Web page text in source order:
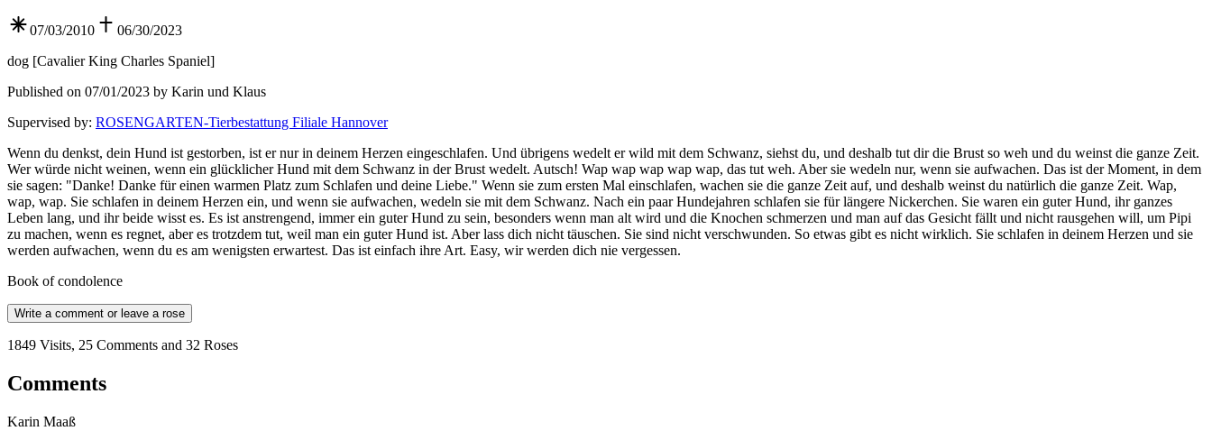
07/03/2010
06/30/2023
dog [Cavalier King Charles Spaniel]
Published on 07/01/2023 by Karin und Klaus
Supervised by: ROSENGARTEN-Tierbestattung Filiale Hannover
Wenn du denkst, dein Hund ist gestorben, ist er nur in deinem Herzen eingeschlafen. Und übrigens wedelt er wild mit dem Schwanz, siehst du, und deshalb tut dir die Brust so weh und du weinst die ganze Zeit.
Wer würde nicht weinen, wenn ein glücklicher Hund mit dem Schwanz in der Brust wedelt. Autsch! Wap wap wap wap wap, das tut weh. Aber sie wedeln nur, wenn sie aufwachen. Das ist der Moment, in dem
sie sagen: "Danke! Danke für einen warmen Platz zum Schlafen und deine Liebe." Wenn sie zum ersten Mal einschlafen, wachen sie die ganze Zeit auf, und deshalb weinst du natürlich die ganze Zeit. Wap,
wap, wap. Sie schlafen in deinem Herzen ein, und wenn sie aufwachen, wedeln sie mit dem Schwanz. Nach ein paar Hundejahren schlafen sie für längere Nickerchen. Sie waren ein guter Hund, ihr ganzes
Leben lang, und ihr beide wisst es. Es ist anstrengend, immer ein guter Hund zu sein, besonders wenn man alt wird und die Knochen schmerzen und man auf das Gesicht fällt und nicht rausgehen will, um Pipi
zu machen, wenn es regnet, aber es trotzdem tut, weil man ein guter Hund ist. Aber lass dich nicht täuschen. Sie sind nicht verschwunden. So etwas gibt es nicht wirklich. Sie schlafen in deinem Herzen und sie
werden aufwachen, wenn du es am wenigsten erwartest. Das ist einfach ihre Art. Easy, wir werden dich nie vergessen.
Book of condolence
Write a comment or leave a rose
1849 Visits, 25 Comments and 32 Roses
Comments
Karin Maaß